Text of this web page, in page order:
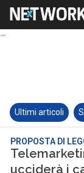
Ultimi articoli
PROPOSTA DI
ucciderà i